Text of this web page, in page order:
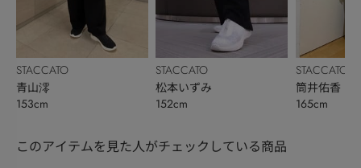
STACCATO
青山澪
153cm
STACCATO
松本いずみ
152cm
STACCATO
筒井佑香
165cm
このアイテムを見た人がチェックしている商品